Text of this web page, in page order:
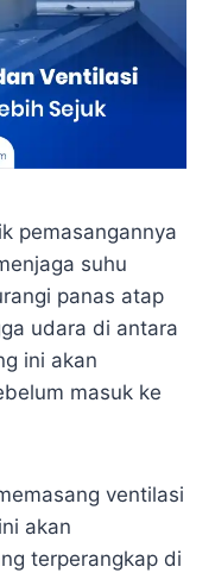
pemasangannya
suhu
panas atap
udara di antara
ini akan
masuk ke
ventilasi
akan
terperangkap di